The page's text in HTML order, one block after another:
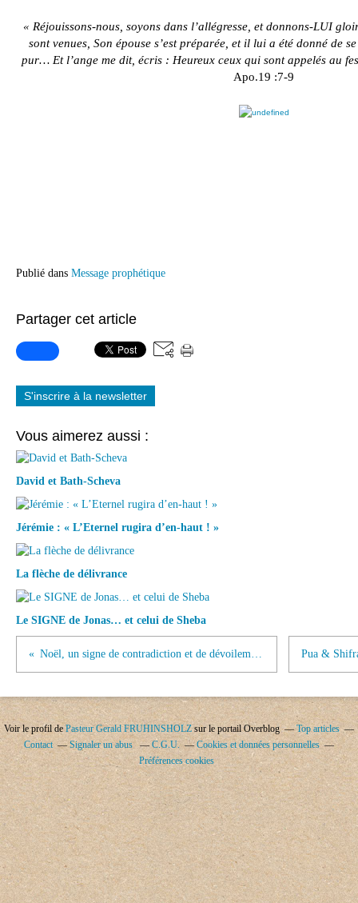
« Réjouissons-nous, soyons dans l’allégresse, et donnons-LUI
sont venues, Son épouse s’est préparée, et il lui a été donné de
pur… Et l’ange me dit, écris : Heureux ceux qui sont appelés au
Apo.19 :7-9
Publié dans Message prophétique
Partager cet article
S'inscrire à la newsletter
Vous aimerez aussi :
David et Bath-Scheva
Jérémie : « L’Eternel rugira d’en-haut ! »
La flèche de délivrance
Le SIGNE de Jonas… et celui de Sheba
Noël, un signe de contradiction et de dévoilement (2)
Voir le profil dePasteur Gerald FRUHINSHOLZsur le portail Overblog
Top articles
Contact
Signaler un abus C.G.U.
Cookies et données personnelles
Préférences cookies